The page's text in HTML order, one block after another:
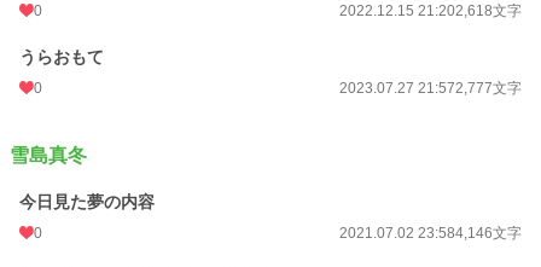
0 2022.12.15 21:202,618文字
うらおもて
0 2023.07.27 21:572,777文字
雪島真冬
今日見た夢の内容
0 2021.07.02 23:584,146文字